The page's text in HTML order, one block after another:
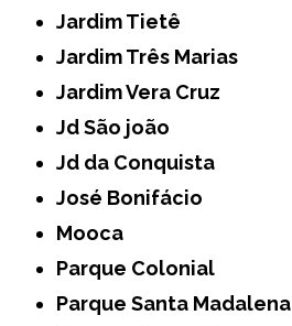
Jardim Tietê
Jardim Três Marias
Jardim Vera Cruz
Jd São joão
Jd da Conquista
José Bonifácio
Mooca
Parque Colonial
Parque Santa Madalena